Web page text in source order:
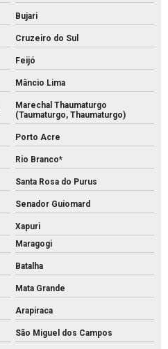
Bujari
Cruzeiro do Sul
Feijó
Mâncio Lima
Marechal Thaumaturgo
(Taumaturgo, Thaumaturgo)
Porto Acre
Rio Branco*
Santa Rosa do Purus
Senador Guiomard
Xapuri
Maragogi
Batalha
Mata Grande
Arapiraca
São Miguel dos Campos